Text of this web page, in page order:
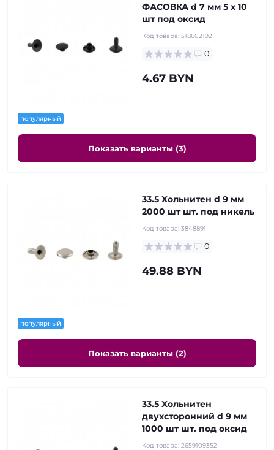
популярный
ФАСОВКА d 7 мм 5 x 10
шт под оксид
Код товара: 518602192
0
4.67 BYN
Показать варианты (3)
популярный
33.5 Хольнитен d 9 мм
2000 шт шт. под никель
Код товара: 3848891
0
49.88 BYN
Показать варианты (2)
33.5 Хольнитен
двухсторонний d 9 мм
1000 шт шт. под оксид
Код товара: 2659109352